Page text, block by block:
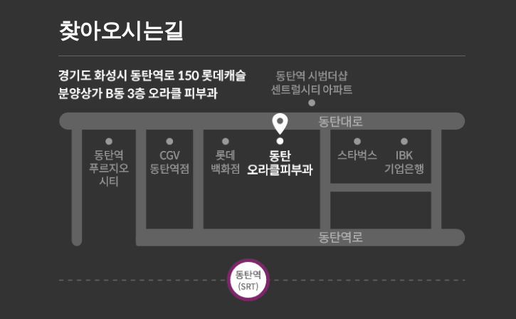
찾아오시는길